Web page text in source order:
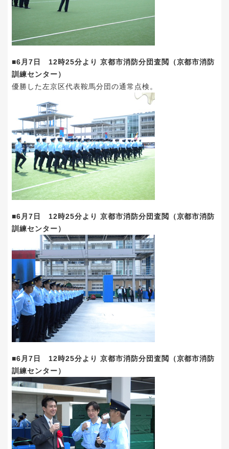
■6月7日 12時25分より 京都市消防分団査閲（京都市消防
訓練センター）
優勝した左京区代表鞍馬分団の通常点検。
■6月7日 12時25分より 京都市消防分団査閲（京都市消防
訓練センター）
■6月7日 12時25分より 京都市消防分団査閲（京都市消防
訓練センター）